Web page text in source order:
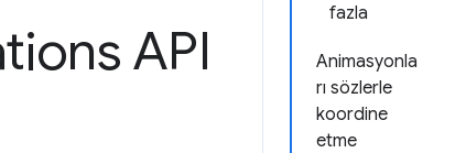
fazla
Animasyonla
rı sözlerle
koordine
etme
API